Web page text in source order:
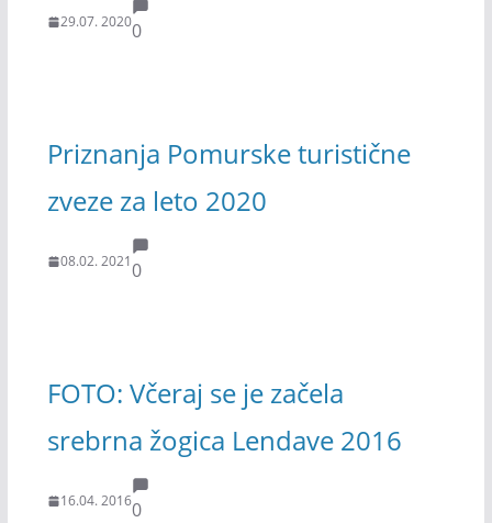
29.07. 20200
Priznanja Pomurske turistične
zveze za leto 2020
08.02. 20210
FOTO: Včeraj se je začela
srebrna žogica Lendave 2016
16.04. 20160